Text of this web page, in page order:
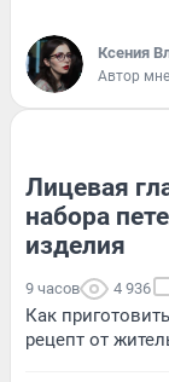
Ксения
Автор
Лицевая
набора
изделия
9 часов 4 936
Как
рецепт от